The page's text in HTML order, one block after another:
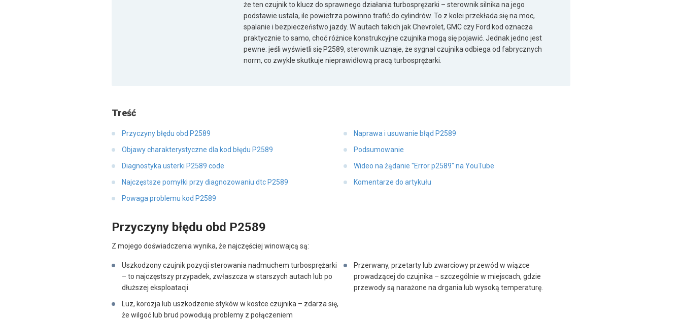
że ten czujnik to klucz do sprawnego działania turbosprężarki – sterownik silnika na jego
podstawie ustala, ile powietrza powinno trafić do cylindrów. To z kolei przekłada się na moc,
spalanie i bezpieczeństwo jazdy. W autach takich jak Chevrolet, GMC czy Ford kod oznacza
praktycznie to samo, choć różnice konstrukcyjne czujnika mogą się pojawić. Jednak jedno jest
pewne: jeśli wyświetli się P2589, sterownik uznaje, że sygnał czujnika odbiega od fabrycznych
norm, co zwykle skutkuje nieprawidłową pracą turbosprężarki.
Treść
Przyczyny błędu obd P2589
Objawy charakterystyczne dla kod błędu P2589
Diagnostyka usterki P2589 code
Najczęstsze pomyłki przy diagnozowaniu dtc P2589
Powaga problemu kod P2589
Naprawa i usuwanie błąd P2589
Podsumowanie
Wideo na żądanie "Error p2589" na YouTube
Komentarze do artykułu
Przyczyny błędu obd P2589
Z mojego doświadczenia wynika, że najczęściej winowajcą są:
Uszkodzony czujnik pozycji sterowania nadmuchem turbosprężarki
– to najczęstszy przypadek, zwłaszcza w starszych autach lub po
dłuższej eksploatacji.
Przerwany, przetarty lub zwarciowy przewód w wiązce
prowadzącej do czujnika – szczególnie w miejscach, gdzie
przewody są narażone na drgania lub wysoką temperaturę.
Luz, korozja lub uszkodzenie styków w kostce czujnika – zdarza się,
że wilgoć lub brud powodują problemy z połączeniem